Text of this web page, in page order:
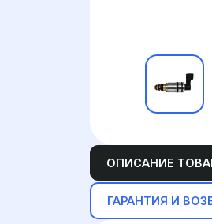
ОПИСАНИЕ
ГАРАНТИЯ И